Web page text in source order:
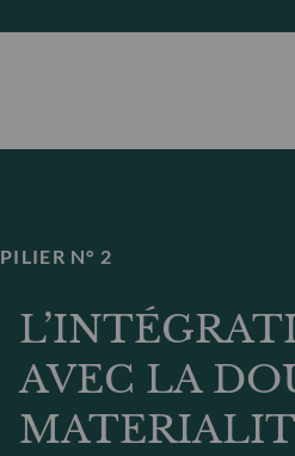
PILIER N° 2
AVEC LA